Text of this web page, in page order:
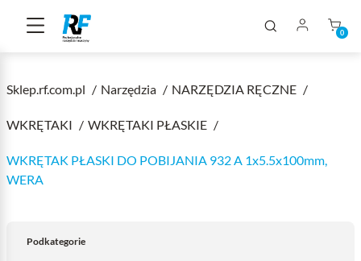
0
Sklep.rf.com.pl Narzędzia NARZĘDZIA RĘCZNE
WKRĘTAKI WKRĘTAKI PŁASKIE
WKRĘTAK PŁASKI DO POBIJANIA 932 A 1x5.5x100mm,
WERA
Podkategorie